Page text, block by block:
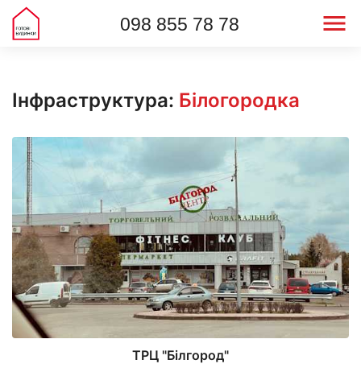
098 855 78 78
Інфраструктура: Білогородка
ТРЦ "Білгород"